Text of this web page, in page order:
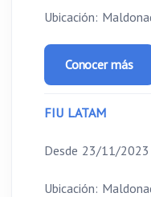
Ubicación:
Conocer más
FIU LATAM
Desde 23/11/
Ubicación: